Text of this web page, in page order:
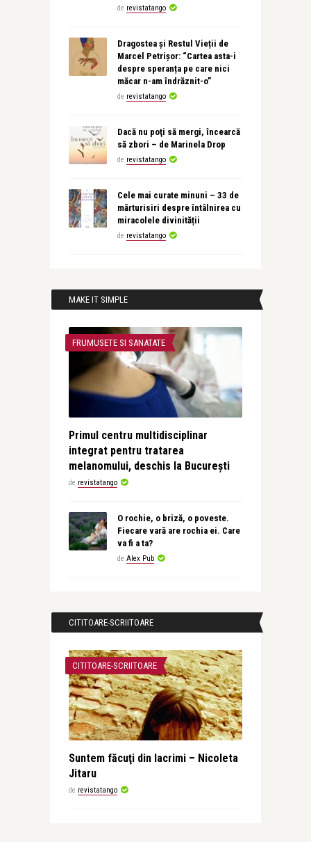
de revistatango
Dragostea și Restul Vieții de
Marcel Petrișor: “Cartea asta-i
despre speranța pe care nici
măcar n-am îndrăznit-o”
de revistatango
Dacă nu poţi să mergi, încearcă
să zbori – de Marinela Drop
de revistatango
Cele mai curate minuni – 33 de
mărturisiri despre întâlnirea cu
miracolele divinității
de revistatango
MAKE IT SIMPLE
FRUMUSETE SI SANATATE
Primul centru multidisciplinar
integrat pentru tratarea
melanomului, deschis la București
de revistatango
O rochie, o briză, o poveste.
Fiecare vară are rochia ei. Care
va fi a ta?
de Alex Pub
CITITOARE-SCRIITOARE
CITITOARE-SCRIITOARE
Suntem făcuţi din lacrimi – Nicoleta
Jitaru
de revistatango